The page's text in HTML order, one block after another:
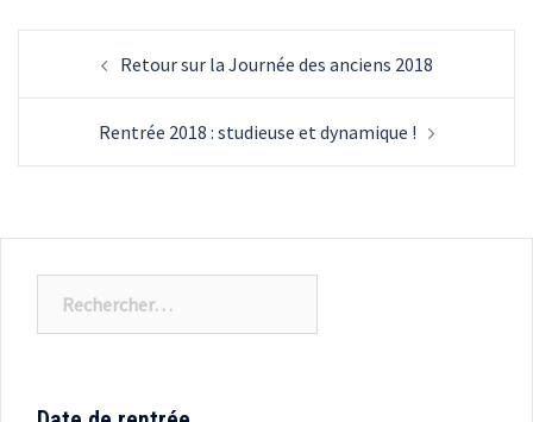
d’article Retour sur la Journée des anciens 2018
Rentrée 2018 : studieuse et dynamique !